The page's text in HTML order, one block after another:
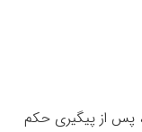
پس از پیگیری حکم